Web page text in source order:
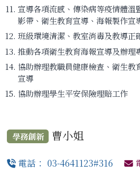
宣導各項流感、傳染病等疫情體溫
影帶、衛生教育宣導、海報製作宣
班級環境清潔、教室消毒及教導正
推動各項衛生教育海報宣導及辦理
協助辦理教職員健康檢查、衛生教
宣導
協助辦理學生平安保險理賠工作
學務創新 曹小姐
電話： 03-4641123#316